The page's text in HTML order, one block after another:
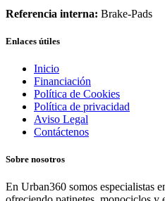
Referencia interna: Brake-Pads
Enlaces útiles
Inicio
Financiación
Política de Cookies
Política de privacidad
Aviso Legal
Contáctenos
Sobre nosotros
En Urban360 somos especialistas